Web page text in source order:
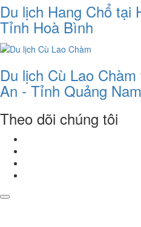
Du lịch Hang Chổ tại
Tỉnh Hoà Bình
Du lịch Cù Lao
An - Tỉnh Quảng Nam
Theo dõi chúng tôi